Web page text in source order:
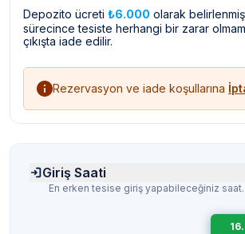
Depozito ücreti ₺6.000 olarak
sürecince tesiste herhangi bir zarar
çıkışta iade edilir.
Rezervasyon ve iade koşullarına
Giriş Saati
En erken tesise giriş yapabileceğiniz saat.